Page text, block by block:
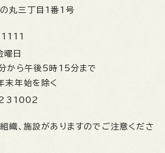
丸三丁目1番1号
曜日
から午後5時15分まで
末年始を除く
織、施設がありますのでご注意くださ